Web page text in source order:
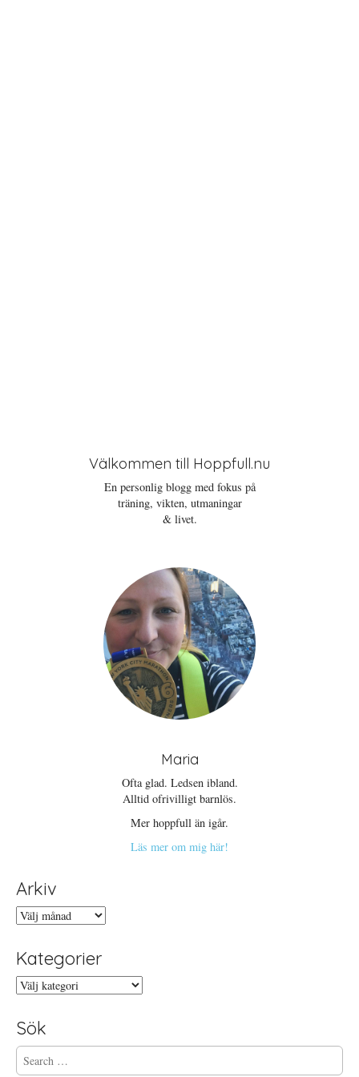
Välkommen till Hoppfull.nu
En personlig blogg med fokus på
träning, vikten, utmaningar
& livet.
Maria
Ofta glad. Ledsen ibland.
Alltid ofrivilligt barnlös.
Mer hoppfull än igår.
Läs mer om mig här!
Arkiv
Arkiv
Kategorier
Kategorier
Sök
S
e